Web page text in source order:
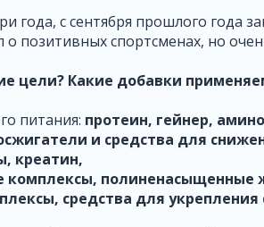
года, с сентября прошлого года
позитивных спортсменах, но
цели? Какие добавки
питания: протеин, гейнер,
и средства для
креатин,
комплексы, полиненасыщенные
средства для укрепления